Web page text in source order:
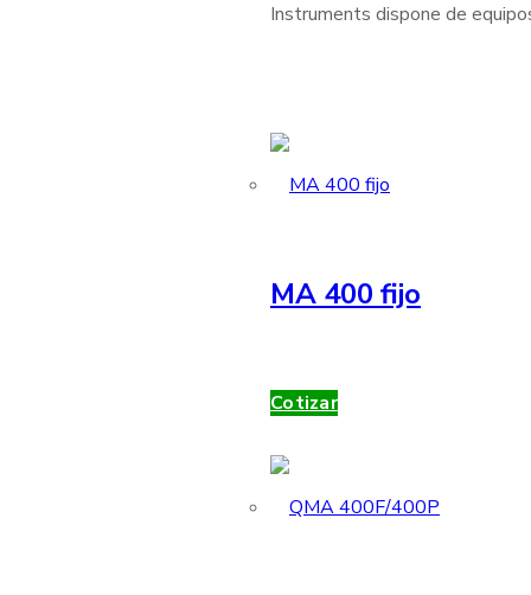
Instruments dispone de
MA 400 fijo
Cotizar